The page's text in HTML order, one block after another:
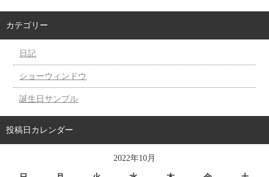
カテゴリー
日記
ショーウィンドウ
誕生日サンプル
投稿日カレンダー
2022年10月